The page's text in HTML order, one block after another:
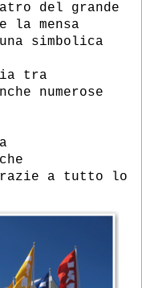
del grande
la mensa
simbolica
tra
numerose
a tutto lo